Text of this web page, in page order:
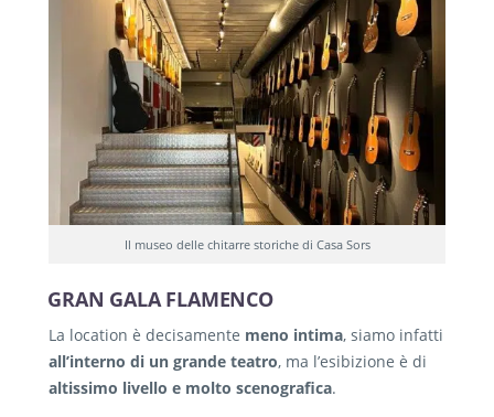
Il museo delle chitarre storiche di Casa Sors
GRAN GALA FLAMENCO
La location è decisamente meno intima, siamo infatti
all’interno di un grande teatro, ma l’esibizione è di
altissimo livello e molto scenografica.